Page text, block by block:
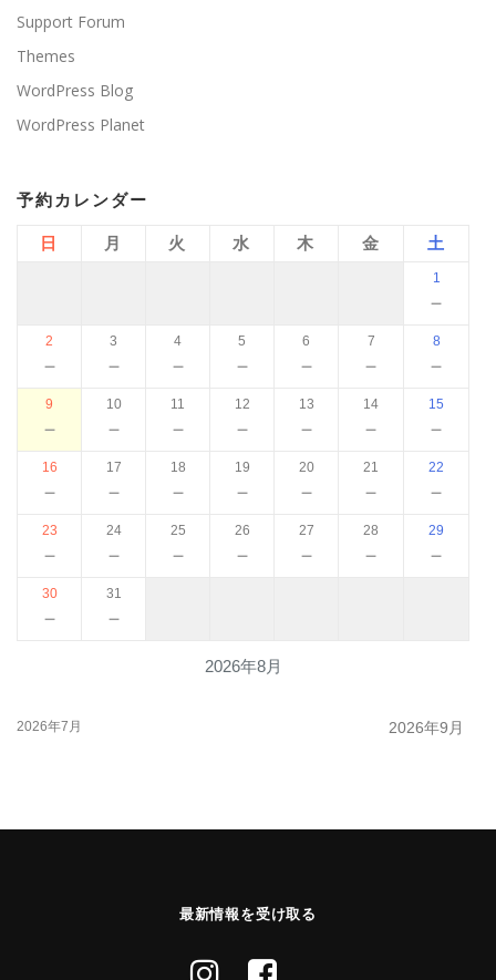
Support Forum
Themes
WordPress Blog
WordPress Planet
予約カレンダー
2026年8月
日 月 火 水 木 金 土
1
－
2
－
3
－
4
－
5
－
6
－
7
－
8
－
9
－
10
－
11
－
12
－
13
－
14
－
15
－
16
－
17
－
18
－
19
－
20
－
21
－
22
－
23
－
24
－
25
－
26
－
27
－
28
－
29
－
30
－
31
－
2026年7月 2026年9月
最新情報を受け取る